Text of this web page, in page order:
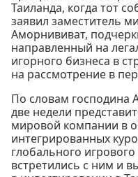
Таиланда, когда тот
заявил заместитель
Аморнививат,
направленный на
игорного бизнеса в
на рассмотрение в
По словам господина
две недели
мировой компании в
интегрированных
глобального
встретились с ним и